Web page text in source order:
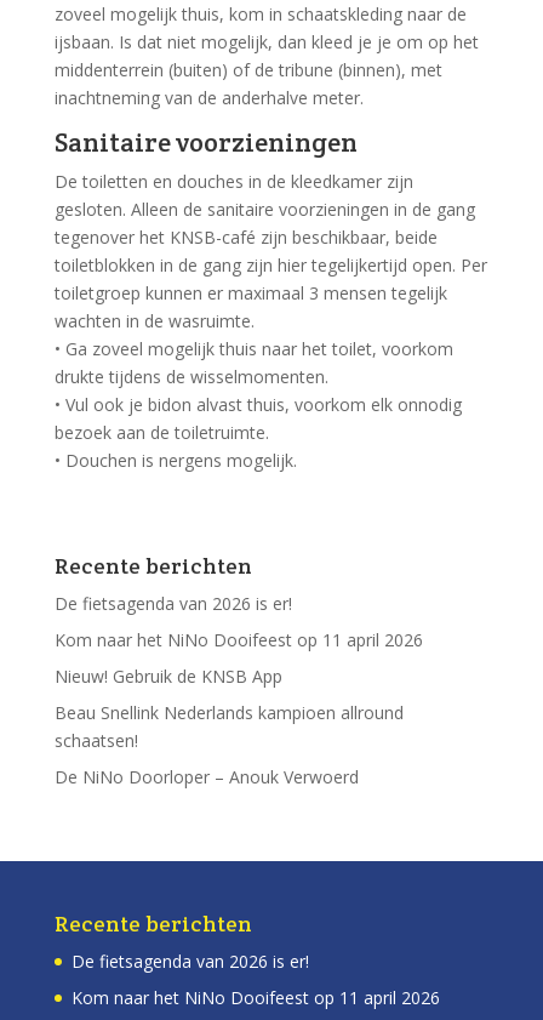
zoveel mogelijk thuis, kom in schaatskleding naar de
ijsbaan. Is dat niet mogelijk, dan kleed je je om op het
middenterrein (buiten) of de tribune (binnen), met
inachtneming van de anderhalve meter.
Sanitaire voorzieningen
De toiletten en douches in de kleedkamer zijn
gesloten. Alleen de sanitaire voorzieningen in de gang
tegenover het KNSB-café zijn beschikbaar, beide
toiletblokken in de gang zijn hier tegelijkertijd open. Per
toiletgroep kunnen er maximaal 3 mensen tegelijk
wachten in de wasruimte.
• Ga zoveel mogelijk thuis naar het toilet, voorkom
drukte tijdens de wisselmomenten.
• Vul ook je bidon alvast thuis, voorkom elk onnodig
bezoek aan de toiletruimte.
• Douchen is nergens mogelijk.
Recente berichten
De fietsagenda van 2026 is er!
Kom naar het NiNo Dooifeest op 11 april 2026
Nieuw! Gebruik de KNSB App
Beau Snellink Nederlands kampioen allround
schaatsen!
De NiNo Doorloper – Anouk Verwoerd
Recente berichten
De fietsagenda van 2026 is er!
Kom naar het NiNo Dooifeest op 11 april 2026